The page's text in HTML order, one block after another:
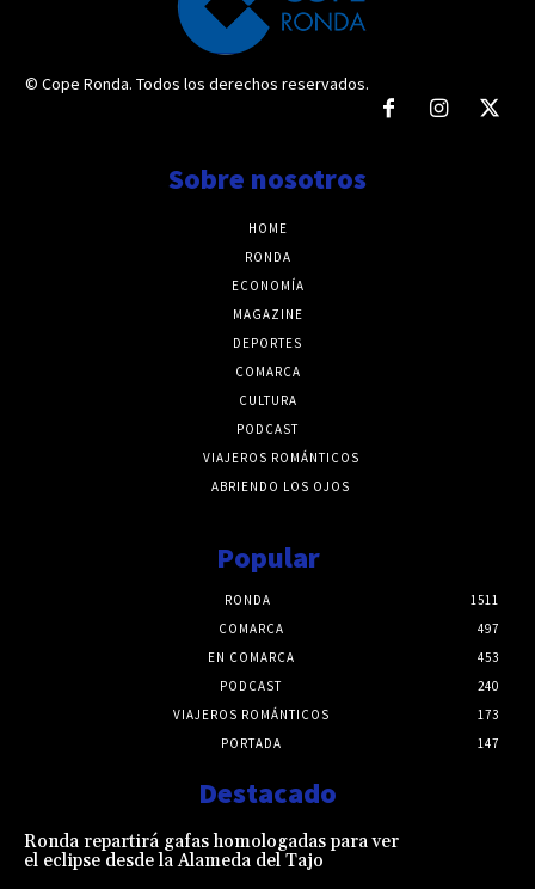
© Cope Ronda. Todos los derechos reservados.
Sobre nosotros
HOME
RONDA
ECONOMÍA
MAGAZINE
DEPORTES
COMARCA
CULTURA
PODCAST
VIAJEROS ROMÁNTICOS
ABRIENDO LOS OJOS
Popular
RONDA
1511
COMARCA
497
EN COMARCA
453
PODCAST
240
VIAJEROS ROMÁNTICOS
173
PORTADA
147
Destacado
Ronda repartirá gafas homologadas para ver
el eclipse desde la Alameda del Tajo